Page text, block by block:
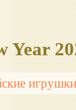
игрушки